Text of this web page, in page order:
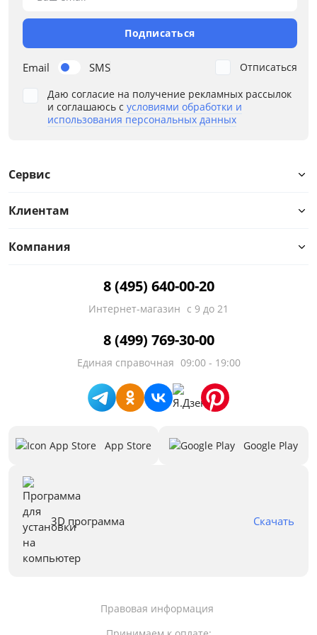
Email SMS
Подписаться
Даю согласие на получение рекламных рассылок
и соглашаюсь с условиями обработки и
использования персональных данных
Отписаться
Сервис
Клиентам
Компания
8 (495) 640-00-20
Интернет-магазин с 9 до 21
8 (499) 769-30-00
Единая справочная 09:00 - 19:00
App Store Google Play
3D программа Скачать
Правовая информация